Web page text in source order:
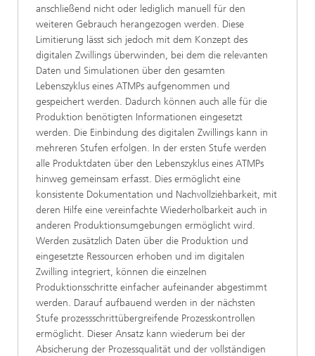
anschließend nicht oder lediglich manuell für den
weiteren Gebrauch herangezogen werden. Diese
Limitierung lässt sich jedoch mit dem Konzept des
digitalen Zwillings überwinden, bei dem die relevanten
Daten und Simulationen über den gesamten
Lebenszyklus eines ATMPs aufgenommen und
gespeichert werden. Dadurch können auch alle für die
Produktion benötigten Informationen eingesetzt
werden. Die Einbindung des digitalen Zwillings kann in
mehreren Stufen erfolgen. In der ersten Stufe werden
alle Produktdaten über den Lebenszyklus eines ATMPs
hinweg gemeinsam erfasst. Dies ermöglicht eine
konsistente Dokumentation und Nachvollziehbarkeit, mit
deren Hilfe eine vereinfachte Wiederholbarkeit auch in
anderen Produktionsumgebungen ermöglicht wird.
Werden zusätzlich Daten über die Produktion und
eingesetzte Ressourcen erhoben und im digitalen
Zwilling integriert, können die einzelnen
Produktionsschritte einfacher aufeinander abgestimmt
werden. Darauf aufbauend werden in der nächsten
Stufe prozessschrittübergreifende Prozesskontrollen
ermöglicht. Dieser Ansatz kann wiederum bei der
Absicherung der Prozessqualität und der vollständigen